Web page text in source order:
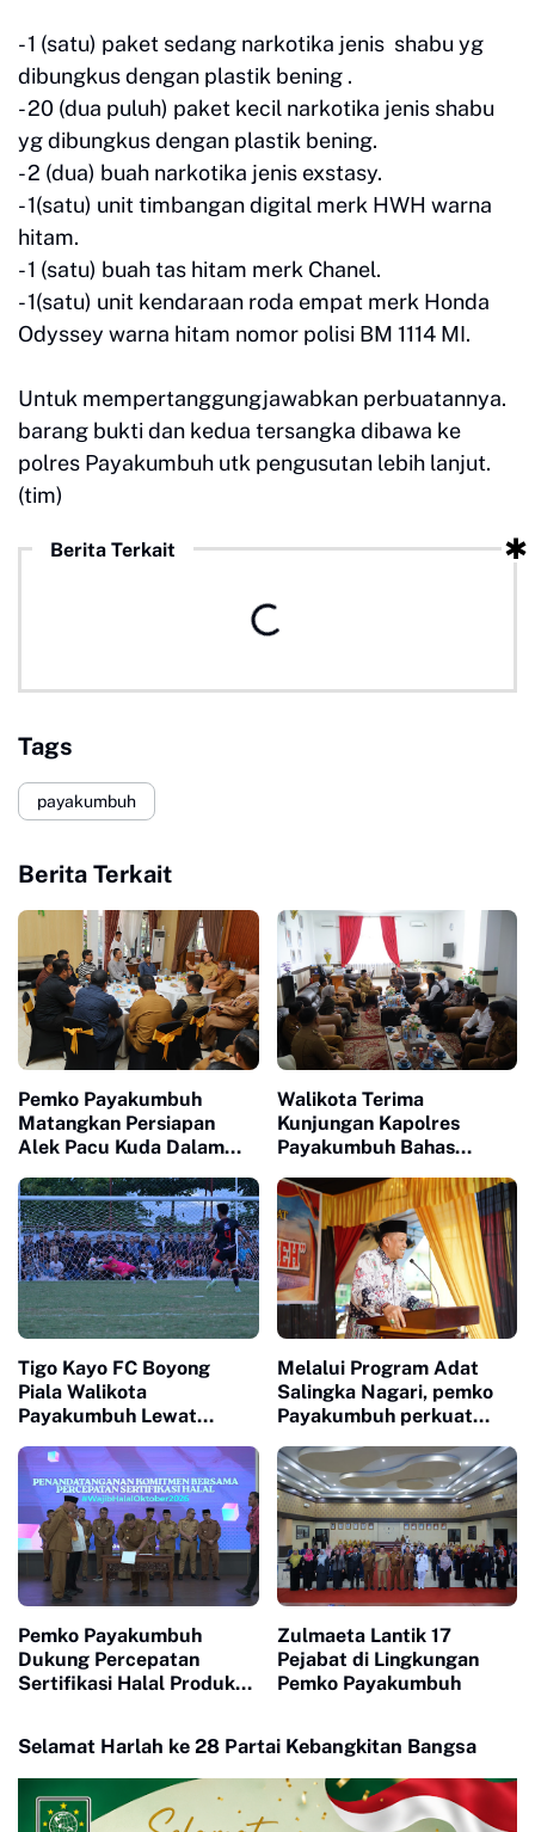
- 1 (satu) paket sedang narkotika jenis shabu yg
dibungkus dengan plastik bening .
- 20 (dua puluh) paket kecil narkotika jenis shabu
yg dibungkus dengan plastik bening.
- 2 (dua) buah narkotika jenis exstasy.
- 1(satu) unit timbangan digital merk HWH warna
hitam.
- 1 (satu) buah tas hitam merk Chanel.
- 1(satu) unit kendaraan roda empat merk Honda
Odyssey warna hitam nomor polisi BM 1114 MI.
Untuk mempertanggungjawabkan perbuatannya.
barang bukti dan kedua tersangka dibawa ke
polres Payakumbuh utk pengusutan lebih lanjut.
(tim)
Berita Terkait
Tags
payakumbuh
Berita Terkait
Pemko Payakumbuh
Matangkan Persiapan
Alek Pacu Kuda Dalam
Walikota Terima
Kunjungan Kapolres
Payakumbuh Bahas
Hankamtibmas
Tigo Kayo FC Boyong
Piala Walikota
Payakumbuh Lewat
Melalui Program Adat
Salingka Nagari, pemko
Payakumbuh perkuat
Budaya Minangkabau
Pemko Payakumbuh
Dukung Percepatan
Sertifikasi Halal Produk
Zulmaeta Lantik 17
Pejabat di Lingkungan
Pemko Payakumbuh
Selamat Harlah ke 28 Partai Kebangkitan Bangsa